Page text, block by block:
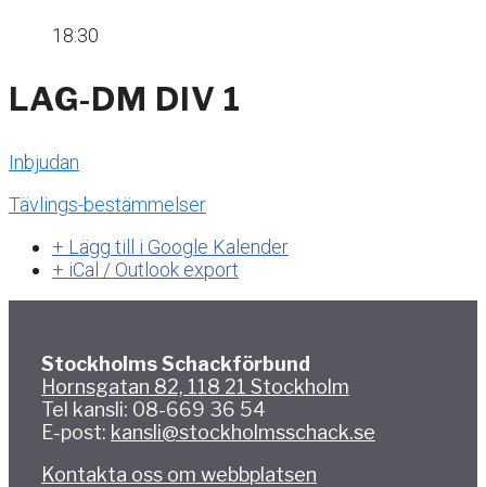
18:30
LAG-DM DIV 1
Inbjudan
Tävlings-bestämmelser
+ Lägg till i Google Kalender
+ iCal / Outlook export
Stockholms Schackförbund
Hornsgatan 82, 118 21 Stockholm
Tel kansli: 08-669 36 54
E-post: kansli@stockholmsschack.se
Kontakta oss om webbplatsen